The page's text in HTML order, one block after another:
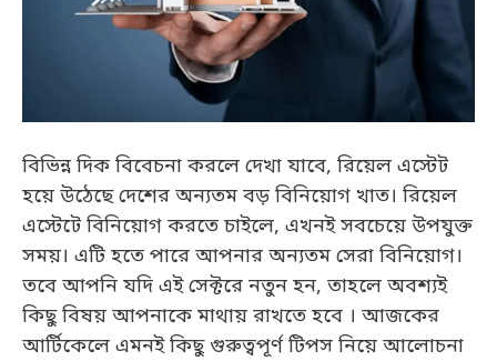
বিভিন্ন দিক বিবেচনা করলে দেখা যাবে, রিয়েল এস্টেট
হয়ে উঠেছে দেশের অন্যতম বড় বিনিয়োগ খাত। রিয়েল
এস্টেটে বিনিয়োগ করতে চাইলে, এখনই সবচেয়ে উপযুক্ত
সময়। এটি হতে পারে আপনার অন্যতম সেরা বিনিয়োগ।
তবে আপনি যদি এই সেক্টরে নতুন হন, তাহলে অবশ্যই
কিছু বিষয় আপনাকে মাথায় রাখতে হবে । আজকের
আর্টিকেলে এমনই কিছু গুরুত্বপূর্ণ টিপস নিয়ে আলোচনা